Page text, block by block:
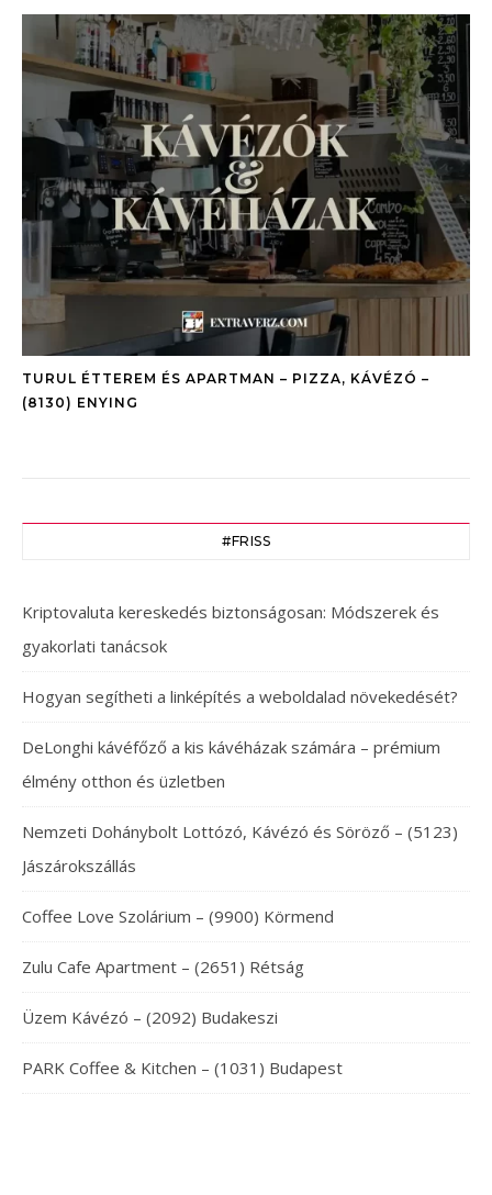
TURUL ÉTTEREM ÉS APARTMAN – PIZZA, KÁVÉZÓ –
(8130) ENYING
#FRISS
Kriptovaluta kereskedés biztonságosan: Módszerek és
gyakorlati tanácsok
Hogyan segítheti a linképítés a weboldalad növekedését?
DeLonghi kávéfőző a kis kávéházak számára – prémium
élmény otthon és üzletben
Nemzeti Dohánybolt Lottózó, Kávézó és Söröző – (5123)
Jászárokszállás
Coffee Love Szolárium – (9900) Körmend
Zulu Cafe Apartment – (2651) Rétság
Üzem Kávézó – (2092) Budakeszi
PARK Coffee & Kitchen – (1031) Budapest